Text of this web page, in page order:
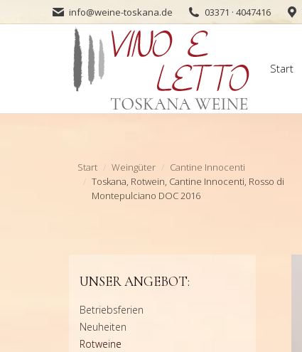
info@weine-toskana.de 03371 · 4047416
Start
Sie befinden sich hier:
Start Weingüter
Cantine Innocenti
Toskana, Rotwein, Cantine Innocenti, Rosso di
Montepulciano DOC 2016
UNSER ANGEBOT:
Betriebsferien
Neuheiten
Rotweine